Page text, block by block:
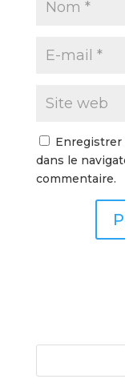
Enregistrer
dans le
commentaire.